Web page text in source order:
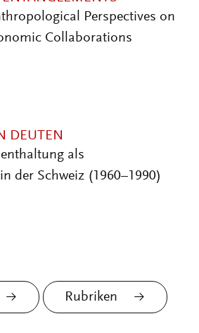
Perspectives on
Collaborations
DEUTEN
als
der Schweiz (1960–1990)
Rubriken